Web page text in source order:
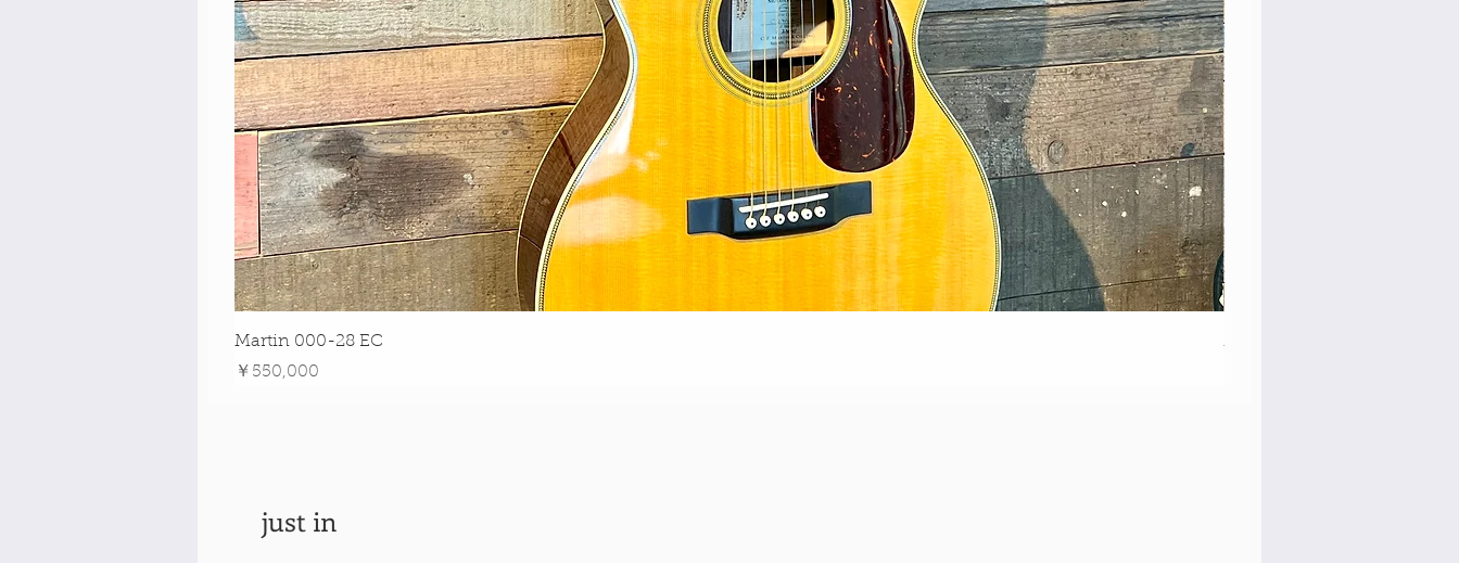
Martin 000-28 EC
価格
￥550,000
Martin 00-18 Tim O'brien
just in